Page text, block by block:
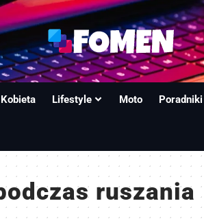
Kobieta Lifestyle Moto Poradniki
ruszania